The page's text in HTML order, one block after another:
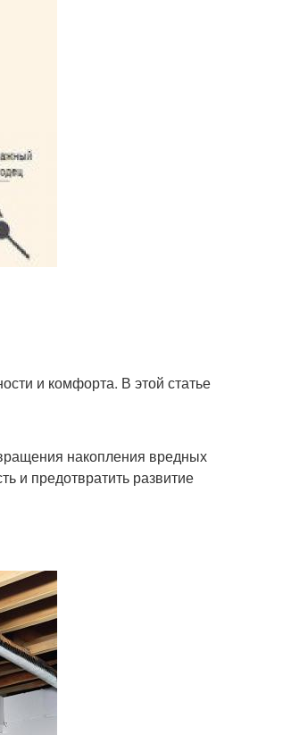
и комфорта. В этой статье
накопления вредных
и предотвратить развитие